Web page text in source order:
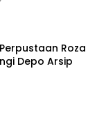
Roza
Depo Arsip